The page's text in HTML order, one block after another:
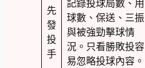
先
發
投
手
記錄投球局數、用
球數、保送、三振
與被強勁擊球情
況。只看勝敗投容
易忽略投球內容。